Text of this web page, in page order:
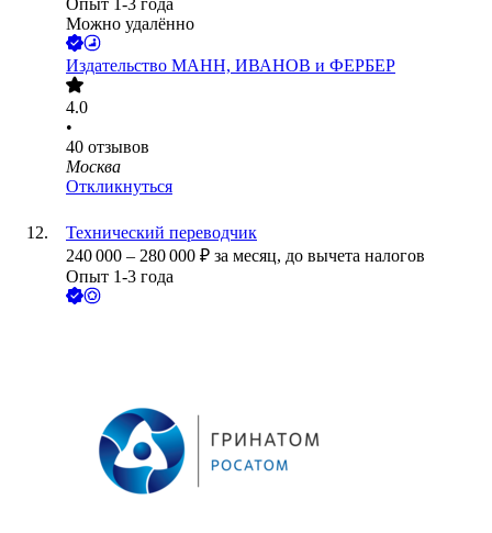
Опыт 1-3 года
Можно удалённо
Издательство МАНН, ИВАНОВ и ФЕРБЕР
4.0
•
40 отзывов
Москва
Откликнуться
Технический переводчик
240 000 – 280 000 ₽ за месяц, до вычета налогов
Опыт 1-3 года